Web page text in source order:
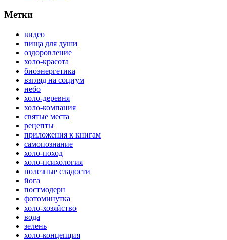
Метки
видео
пища для души
оздоровление
холо-красота
биоэнергетика
взгляд на социум
небо
холо-деревня
холо-компания
святые места
рецепты
приложения к книгам
самопознание
холо-поход
холо-психология
полезные сладости
йога
постмодерн
фотоминутка
холо-хозяйство
вода
зелень
холо-концепция